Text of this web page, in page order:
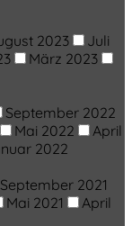
2023
Juli
März 2023
September 2022
Mai 2022
April
2022
September 2021
Mai 2021
April